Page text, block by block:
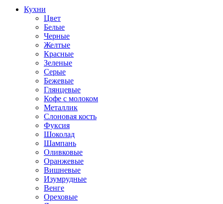
Кухни
Цвет
Белые
Черные
Желтые
Красные
Зеленые
Серые
Бежевые
Глянцевые
Кофе с молоком
Металлик
Слоновая кость
Фуксия
Шоколад
Шампань
Оливковые
Оранжевые
Вишневые
Изумрудные
Венге
Ореховые